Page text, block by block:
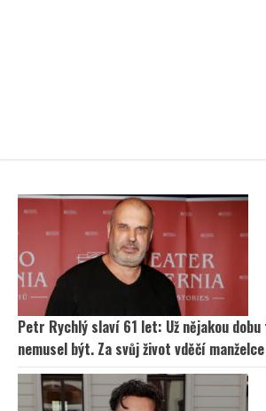
Petr Rychlý slaví 61 let: Už nějakou
nemusel být. Za svůj život vděčí manželce